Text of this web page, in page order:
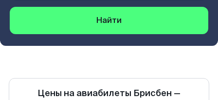
Найти
Цены на авиабилеты Брисбен —